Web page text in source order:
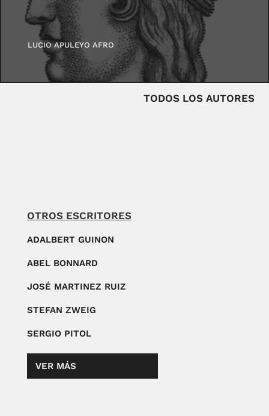
LUCIO APULEYO AFRO
TODOS LOS AUTORES
OTROS ESCRITORES
ADALBERT GUINON
ABEL BONNARD
JOSÉ MARTINEZ RUIZ
STEFAN ZWEIG
SERGIO PITOL
VER MÁS